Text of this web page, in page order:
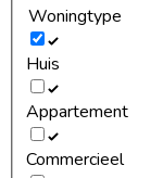
Woningtype
Huis
Appartement
Commercieel